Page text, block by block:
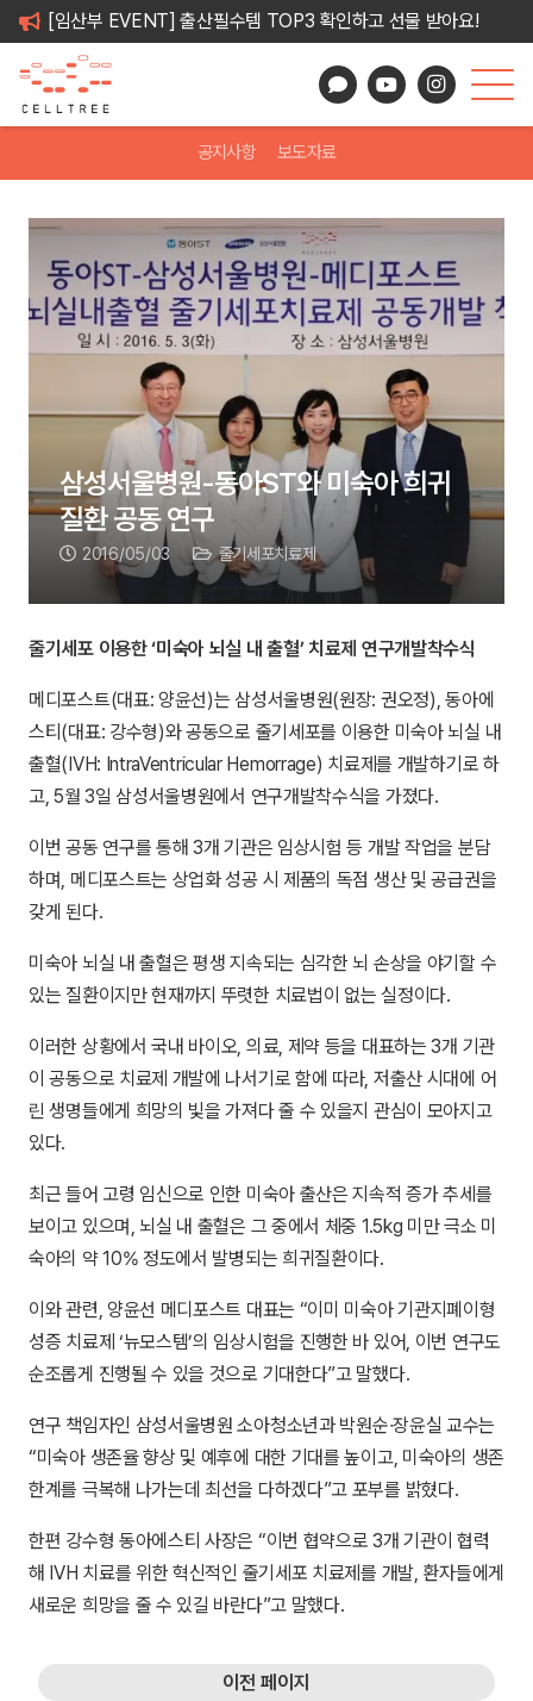
[임산부 EVENT] 출산필수템 TOP3 확인하고 선물 받아요!
공지사항 보도자료
삼성서울병원-동아ST와 미숙아 희귀
질환 공동 연구
2016/05/03 줄기세포치료제
줄기세포 이용한 ‘미숙아 뇌실 내 출혈’ 치료제 연구개발착수식
메디포스트(대표: 양윤선)는 삼성서울병원(원장: 권오정), 동아에
스티(대표: 강수형)와 공동으로 줄기세포를 이용한 미숙아 뇌실 내
출혈(IVH: IntraVentricular Hemorrage) 치료제를 개발하기로 하
고, 5월 3일 삼성서울병원에서 연구개발착수식을 가졌다.
이번 공동 연구를 통해 3개 기관은 임상시험 등 개발 작업을 분담
하며, 메디포스트는 상업화 성공 시 제품의 독점 생산 및 공급권을
갖게 된다.
미숙아 뇌실 내 출혈은 평생 지속되는 심각한 뇌 손상을 야기할 수
있는 질환이지만 현재까지 뚜렷한 치료법이 없는 실정이다.
이러한 상황에서 국내 바이오, 의료, 제약 등을 대표하는 3개 기관
이 공동으로 치료제 개발에 나서기로 함에 따라, 저출산 시대에 어
린 생명들에게 희망의 빛을 가져다 줄 수 있을지 관심이 모아지고
있다.
최근 들어 고령 임신으로 인한 미숙아 출산은 지속적 증가 추세를
보이고 있으며, 뇌실 내 출혈은 그 중에서 체중 1.5kg 미만 극소 미
숙아의 약 10% 정도에서 발병되는 희귀질환이다.
이와 관련, 양윤선 메디포스트 대표는 “이미 미숙아 기관지폐이형
성증 치료제 ‘뉴모스템’의 임상시험을 진행한 바 있어, 이번 연구도
순조롭게 진행될 수 있을 것으로 기대한다”고 말했다.
연구 책임자인 삼성서울병원 소아청소년과 박원순∙장윤실 교수는
“미숙아 생존율 향상 및 예후에 대한 기대를 높이고, 미숙아의 생존
한계를 극복해 나가는데 최선을 다하겠다”고 포부를 밝혔다.
한편 강수형 동아에스티 사장은 “이번 협약으로 3개 기관이 협력
해 IVH 치료를 위한 혁신적인 줄기세포 치료제를 개발, 환자들에게
새로운 희망을 줄 수 있길 바란다”고 말했다.
이전 페이지